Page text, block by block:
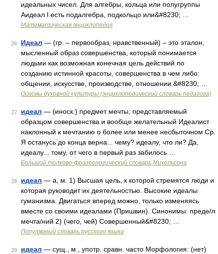
идеальных чисел. Для алгебры, кольца или полугруппы
Аидеал I есть подалгебра, подкольцо или&#8230; …
Математическая энциклопедия
26 Идеал — (гр. – первообраз, нравственный) – это эталон,
мысленный образ совершенства, который понимается
людьми как возможная конечная цель действий по
созданию истинной красоты, совершенства в чем либо:
общении, искусстве, производстве, отношении.&#8230; …
Основы духовной культуры (энциклопедический словарь педагога)
27 идеал — (иноск.) предмет мечты, представляемый
образцом совершенства и вообще желательный Идеалист
наклонный к мечтанию о более или менее несбыточном Ср.
Я останусь до конца верна... чему? идеалу, что ли? Да,
идеалу... тому, от чего в первый раз забилось …
Большой толково-фразеологический словарь Михельсона
28 идеал — а, м. 1) Высшая цель, к которой стремятся люди и
которая руководит их деятельностью. Высокие идеалы
гуманизма. Двигаться вперед можно, только изменяясь
вместе со своими идеалами (Пришвин). Синонимы: преде/л
мечта/ний 2) (чего, чей) Совершенный&#8230; …
Популярный словарь русского языка
29 идеал — сущ., м., употр. сравн. часто Морфология: (нет)